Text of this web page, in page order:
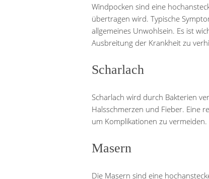
Windpocken sind eine
übertragen wird. Typische
allgemeines Unwohlsein. Es ist
Ausbreitung der Krankheit zu
Scharlach
Scharlach wird durch Bakterien
Halsschmerzen und Fieber. Eine
um Komplikationen zu vermeiden.
Masern
Die Masern sind eine